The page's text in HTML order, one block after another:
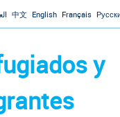
Jump to navigation
中文 English Français
y